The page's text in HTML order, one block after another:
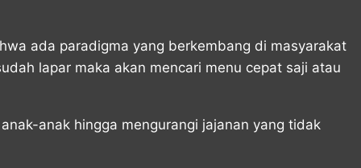
ada paradigma yang berkembang di masyarakat
lapar maka akan mencari menu cepat saji atau
anak hingga mengurangi jajanan yang tidak